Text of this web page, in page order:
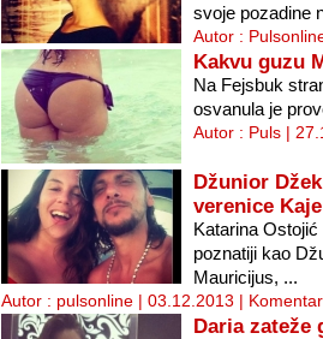
svoje pozadine
Autor :
Kakvu guzu
Na Fejsbuk
osvanula je
Autor : Puls |
Džunior
verenice
Katarina
poznatiji kao
Mauricijus, ...
Autor : pulsonline | 03.12.2013 |
Daria zateže